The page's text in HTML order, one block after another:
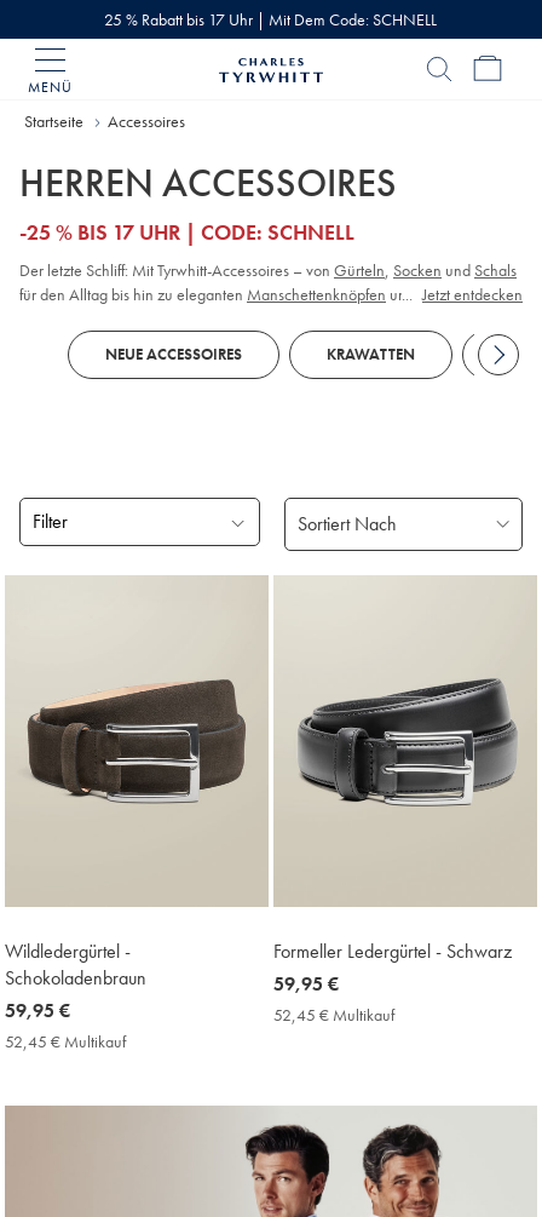
25 % Rabatt bis 17 Uhr | Mit Dem Code: SCHNELL
MENÜ
Startseite Accessoires
HERREN ACCESSOIRES
-25 % BIS 17 UHR | CODE: SCHNELL
Der letzte Schliff: Mit Tyrwhitt-Accessoires – von Gürteln, Socken undSchals
für den Alltag bis hin zu eleganten Manschettenknöpfen und Einstecktüchern
... Jetzt entdecken
NEUE ACCESSOIRES KRAWATTEN
Filter
Wildledergürtel -
Schokoladenbraun
now
59,95
59,95 €
52,45 € Multikauf52,45
Price
Formeller Ledergürtel - Schwarz
now
59,95
59,95 €
52,45 € Multikauf52,45